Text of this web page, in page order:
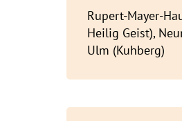
Rupert-Mayer-
Heilig Geist),
Ulm (Kuhberg)